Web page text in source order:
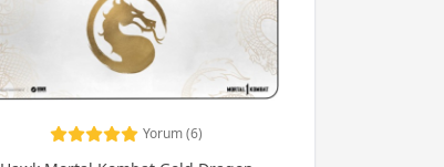
Yorum (6)